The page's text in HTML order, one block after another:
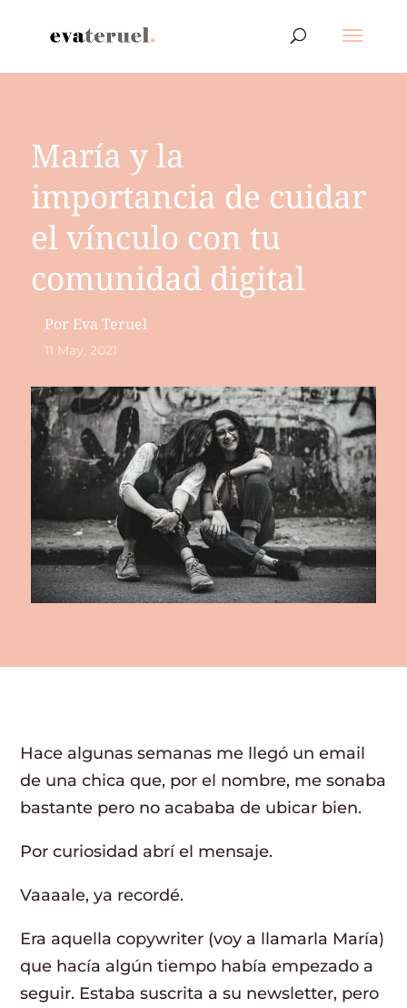
María y la
importancia de cuidar
el vínculo con tu
comunidad digital
Por Eva Teruel
11 May, 2021
Hace algunas semanas me llegó un email
de una chica que, por el nombre, me sonaba
bastante pero no acababa de ubicar bien.
Por curiosidad abrí el mensaje.
Vaaaale, ya recordé.
Era aquella copywriter (voy a llamarla María)
que hacía algún tiempo había empezado a
seguir. Estaba suscrita a su newsletter, pero